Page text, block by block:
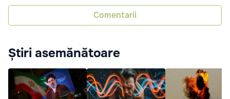
Comentarii
Știri asemănătoare